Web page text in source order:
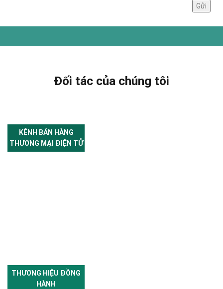
Đối tác của chúng tôi
KÊNH BÁN HÀNG
THƯƠNG MẠI ĐIỆN TỬ
THƯƠNG HIỆU ĐỒNG
HÀNH